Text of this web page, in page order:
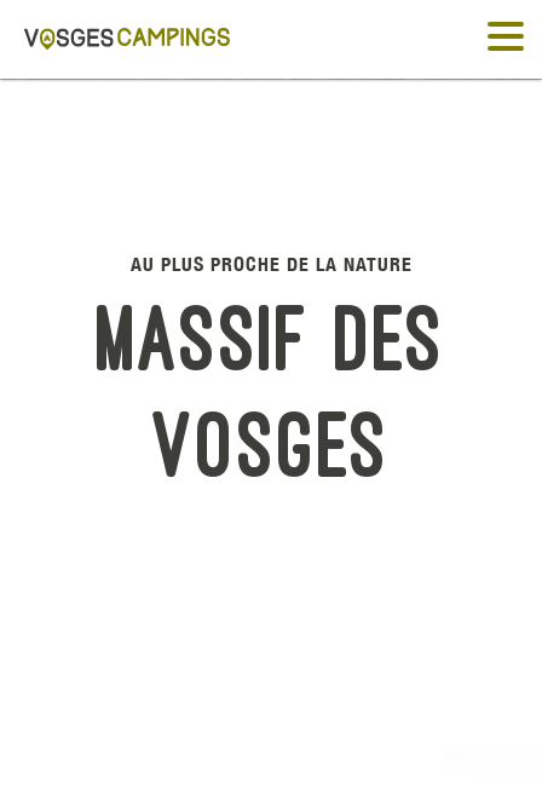
AU PLUS PROCHE DE LA NATURE
Massif des
Vosges